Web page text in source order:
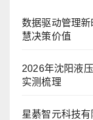
数据驱动管理
慧决策价值
2026年沈阳液
实测梳理
星綦智元科技